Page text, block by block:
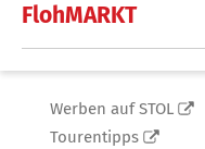
FlohMARKT
Werben auf STOL
Tourentipps